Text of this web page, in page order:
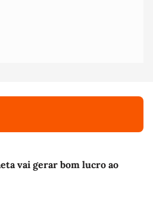
vai gerar bom lucro ao